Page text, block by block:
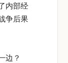
内部经
争后果
边？